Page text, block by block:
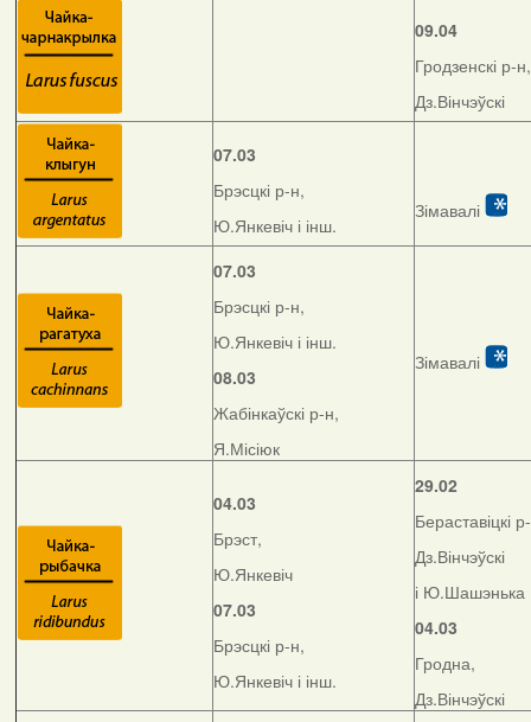
09.04
Гродзенскі р-н,
Дз.Вінчэўскі
07.03
Брэсцкі р-н,
Ю.Янкевіч і інш.
Зімавалі
07.03
Брэсцкі р-н,
Ю.Янкевіч і інш.
08.03
Жабінкаўскі р-н,
Я.Місіюк
Зімавалі
04.03
Брэст,
Ю.Янкевіч
07.03
Брэсцкі р-н,
Ю.Янкевіч і інш.
29.02
Бераставіцкі
Дз.Вінчэўскі
і Ю.Шашэнька
04.03
Гродна,
Дз.Вінчэўскі